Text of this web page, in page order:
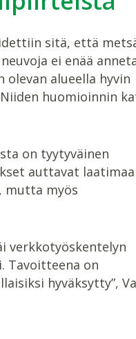
sitä, että
ei enää
alueella hyvin
huomioinnin
on tyytyväinen
auttavat
mutta myös
verkkotyöskentelyn
Tavoitteena on
hyväksytty”,